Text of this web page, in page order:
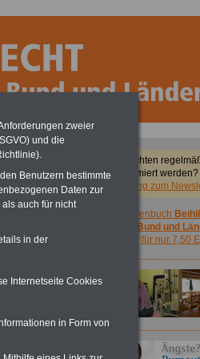
22,50
Beamte,
Sie möchten
informiert werden?
Anmeldung zum
Taschenbuch
Bund und
für nur 7,50
zweier
und die
Benutzern bestimmte
Daten zur
auch für nicht
in der
Internetseite Cookies
in Form von